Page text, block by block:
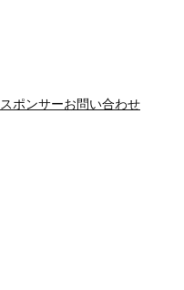
スポンサーお問い合わせ